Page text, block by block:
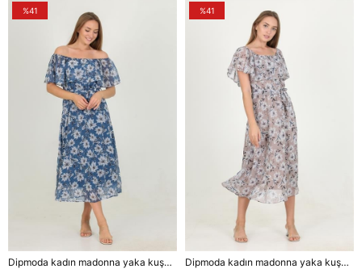
Dipmoda kadın madonna yaka kuşaklı desenli şifon elbise RY10037
%41
Dipmoda kadın madonna yaka kuşaklı desenli şifon elbise RY10037
%41